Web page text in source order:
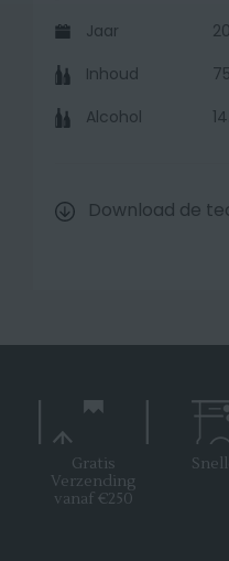
Jaar
Inhoud
Alcohol
Download de
Gratis
Verzending
vanaf €250